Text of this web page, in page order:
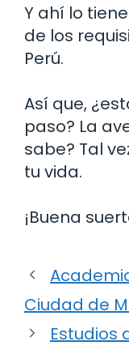
Y ahí lo
de los
Perú.
Así que,
paso? La
sabe? Tal
tu vida.
¡Buena
Ciudad de
Estudios